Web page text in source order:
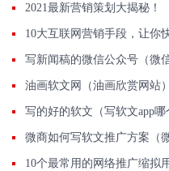
2021最新营销策划大揭秘！
10大互联网营销手段，让你
写新闻稿的微信公众号（微
油画软文网（油画欣赏网站）
写的好的软文（写软文app哪
微商如何写软文推广方案（
10个最常用的网络推广缩拟